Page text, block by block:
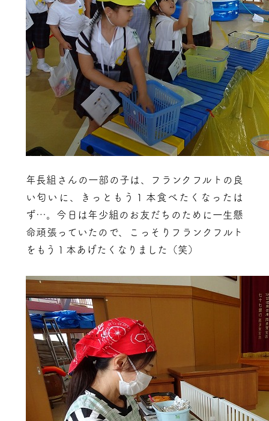
年長組さんの一部の子は、フランクフルトの良
い匂いに、きっともう１本食べたくなったは
ず…。今日は年少組のお友だちのために一生懸
命頑張っていたので、こっそりフランクフルト
をもう１本あげたくなりました（笑）